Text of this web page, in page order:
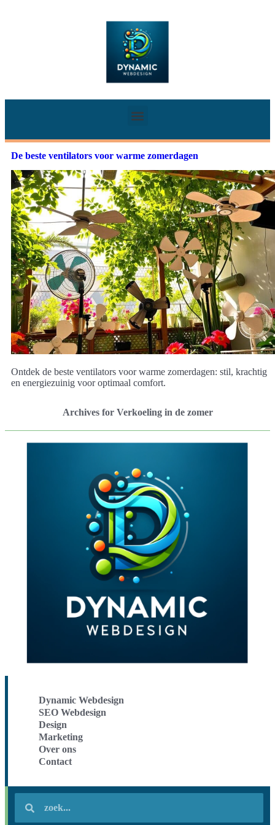
De beste ventilators voor warme zomerdagen
Ontdek de beste ventilators voor warme zomerdagen: stil, krachtig
en energiezuinig voor optimaal comfort.
Archives for Verkoeling in de zomer
Dynamic Webdesign
SEO Webdesign
Design
Marketing
Over ons
Contact